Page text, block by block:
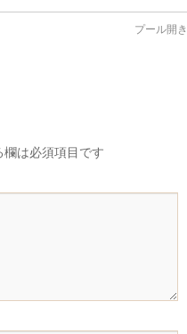
プール開き
欄は必須項目です